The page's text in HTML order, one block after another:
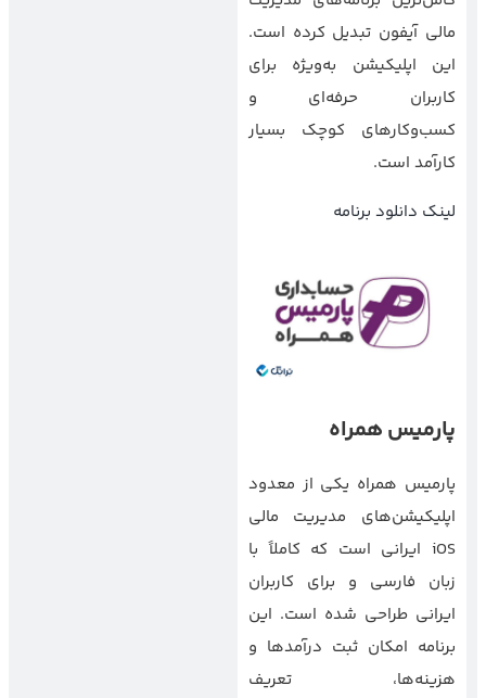
مالی آیفون تبدیل کرده است.
این اپلیکیشن به‌ویژه برای
کاربران حرفه‌ای و
کسب‌وکارهای کوچک بسیار
کارآمد است.
لینک دانلود برنامه
پارمیس همراه
پارمیس همراه یکی از معدود
اپلیکیشن‌های مدیریت مالی
iOS ایرانی است که کاملاً با
زبان فارسی و برای کاربران
ایرانی طراحی شده است. این
برنامه امکان ثبت درآمدها و
هزینه‌ها، تعریف